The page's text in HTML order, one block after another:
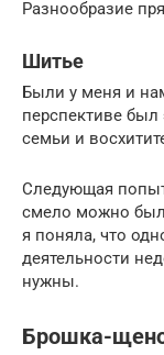
Разнообразие
Шитье
Были у меня и
перспективе
семьи и
Следующая
смело можно
я поняла, что
деятельности
нужны.
Брошка-